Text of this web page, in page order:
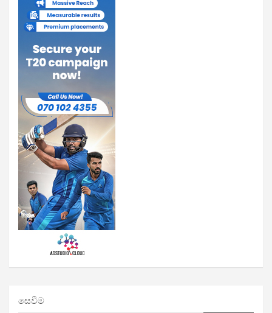
සෙවීම